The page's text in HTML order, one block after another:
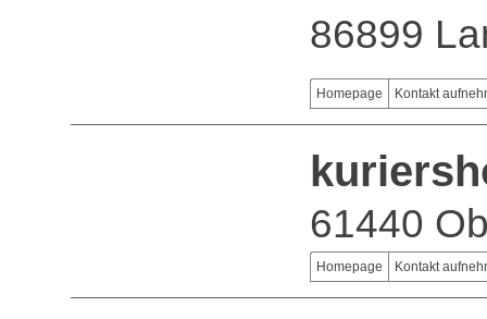
86899
Homepage Kontakt
61440
Homepage Kontakt